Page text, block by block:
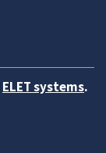
ELET systems.